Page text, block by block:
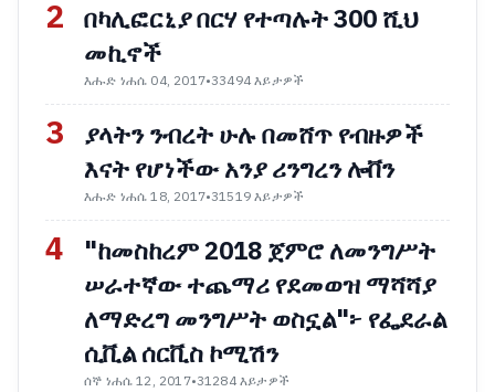
2 በካሊፎርኒያ በርሃ የተጣሉት 300 ሺህ
መኪኖች
እሑድ ነሐሴ 04, 2017•33494 እይታዎች
3
ያላትን ንብረት ሁሉ በመሸጥ የብዙዎች
እናት የሆነችው አንያ ሪንግረን ሎቨን
እሑድ ነሐሴ 18, 2017•31519 እይታዎች
4
"ከመስከረም 2018 ጀምሮ ለመንግሥት
ሠራተኛው ተጨማሪ የደመወዝ ማሻሻያ
ለማድረግ መንግሥት ወስኗል"፦ የፌደራል
ሲቪል ሰርቪስ ኮሚሽን
ሰኞ ነሐሴ 12, 2017•31284 እይታዎች